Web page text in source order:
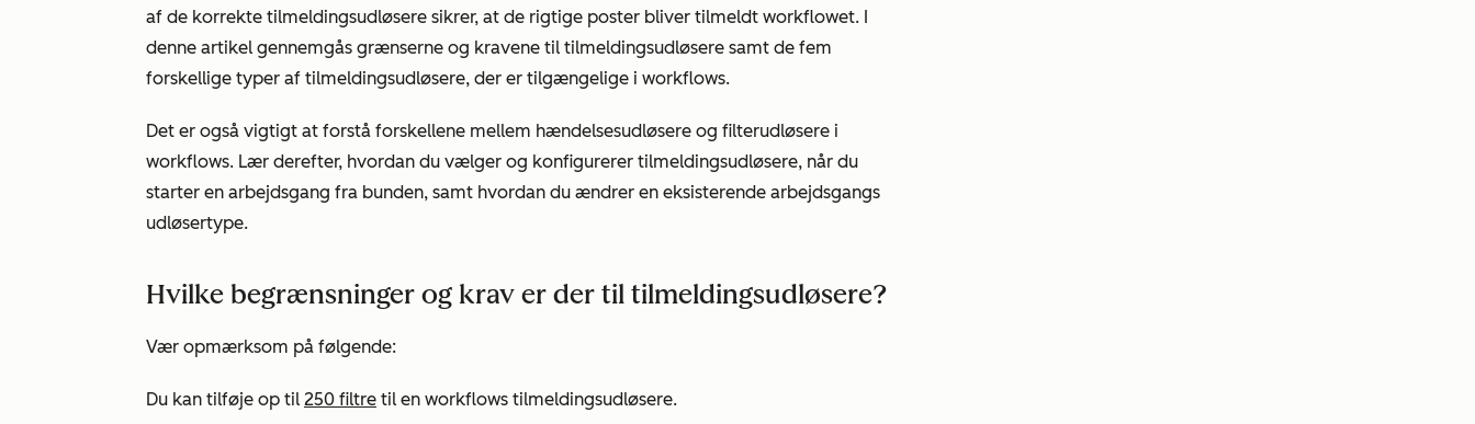
af de korrekte tilmeldingsudløsere sikrer, at de rigtige poster bliver tilmeldt workflowet. I
denne artikel gennemgås grænserne og kravene til tilmeldingsudløsere samt de fem
forskellige typer af tilmeldingsudløsere, der er tilgængelige i workflows.
Det er også vigtigt at forstå forskellene mellem hændelsesudløsere og filterudløsere i
workflows. Lær derefter, hvordan du vælger og konfigurerer tilmeldingsudløsere, når du
starter en arbejdsgang fra bunden, samt hvordan du ændrer en eksisterende arbejdsgangs
udløsertype.
Hvilke begrænsninger og krav er der til tilmeldingsudløsere?
Vær opmærksom på følgende:
Du kan tilføje op til 250 filtre til en workflows tilmeldingsudløsere.